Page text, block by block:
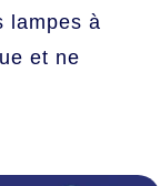
lampes à
et ne